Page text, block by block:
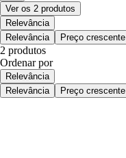
Ver os 2 produtos
Relevância
Relevância
Preço crescente
2 produtos
Ordenar por
Relevância
Relevância
Preço crescente